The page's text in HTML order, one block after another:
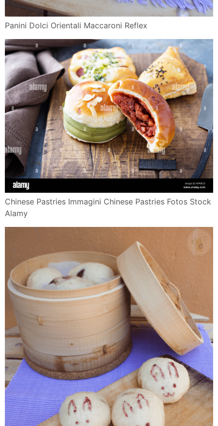
Panini Dolci Orientali Maccaroni Reflex
Chinese Pastries Immagini Chinese Pastries Fotos Stock
Alamy